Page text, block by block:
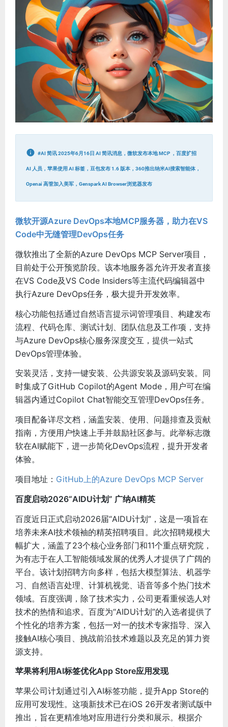
#AI 简讯 2025年6月16日 AI 简讯消息，微软发布本地 MCP ，百度扩招
AI 人员，苹果使用 AI 标签，豆包发布 1.6 版本，360推出纳米AI搜索智能体，
Openai 高管加入美军，Genspark AI Browser浏览器发布
微软开源Azure DevOps本地MCP服务器，助力在VS
Code中无缝管理DevOps任务
微软推出了全新的Azure DevOps MCP Server项目，
目前处于公开预览阶段。该本地服务器允许开发者直接
在VS Code及VS Code Insiders等主流代码编辑器中
执行Azure DevOps任务，极大提升开发效率。
核心功能包括通过自然语言提示词管理项目、构建发布
流程、代码仓库、测试计划、团队信息及工作项，支持
与Azure DevOps核心服务深度交互，提供一站式
DevOps管理体验。
安装灵活，支持一键安装、公共源安装及源码安装。同
时集成了GitHub Copilot的Agent Mode，用户可在编
辑器内通过Copilot Chat智能交互管理DevOps任务。
项目配备详尽文档，涵盖安装、使用、问题排查及贡献
指南，方便用户快速上手并鼓励社区参与。此举标志微
软在AI赋能下，进一步简化DevOps流程，提升开发者
体验。
项目地址： GitHub上的Azure DevOps MCP Server
百度启动2026“AIDU计划” 广纳AI精英
百度近日正式启动2026届“AIDU计划”，这是一项旨在
培养未来AI技术领袖的精英招聘项目。此次招聘规模大
幅扩大，涵盖了23个核心业务部门和11个重点研究院，
为有志于在人工智能领域发展的优秀人才提供了广阔的
平台。该计划招聘方向多样，包括大模型算法、机器学
习、自然语言处理、计算机视觉、语音等多个热门技术
领域。百度强调，除了技术实力，公司更看重候选人对
技术的热情和追求。百度为“AIDU计划”的入选者提供了
个性化的培养方案，包括一对一的技术专家指导、深入
接触AI核心项目、挑战前沿技术难题以及充足的算力资
源支持。
苹果将利用AI标签优化App Store应用发现
苹果公司计划通过引入AI标签功能，提升App Store的
应用可发现性。这项新技术已在iOS 26开发者测试版中
推出，旨在更精准地对应用进行分类和展示。根据介